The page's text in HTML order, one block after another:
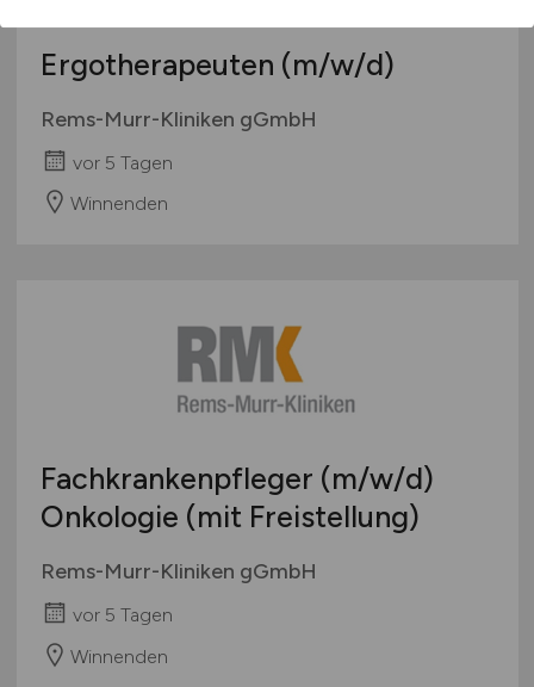
Ergotherapeuten (m/w/d)
Rems-Murr-Kliniken gGmbH
vor 5 Tagen
Winnenden
Fachkrankenpfleger (m/w/d)
Onkologie (mit Freistellung)
Rems-Murr-Kliniken gGmbH
vor 5 Tagen
Winnenden